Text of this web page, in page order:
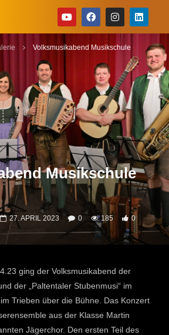
Volksmusikabend Musikschule
Musikschule
27. APRIL 2023 0 185 0
ging der Volksmusikabend der
der „Paltentaler Stubenmusi“ im
Trieben über die Bühne. Das Konzert
aus der Klasse Martin
Jägerchor. Den ersten Teil des